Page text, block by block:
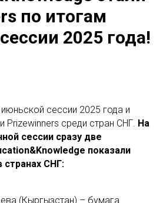
по итогам
2025 года!
июньской сессии 2025 года и
Prizewinners среди стран СНГ. На
сессии сразу две
показали
странах СНГ:
(Кыргызстан) – бумага